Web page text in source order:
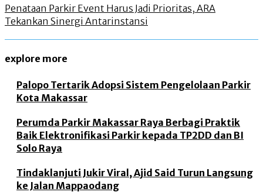
Penataan Parkir Event Harus Jadi Prioritas, ARA
Tekankan Sinergi Antarinstansi
explore more
Palopo Tertarik Adopsi Sistem Pengelolaan Parkir
Kota Makassar
Perumda Parkir Makassar Raya Berbagi Praktik
Baik Elektronifikasi Parkir kepada TP2DD dan BI
Solo Raya
Tindaklanjuti Jukir Viral, Ajid Said Turun Langsung
ke Jalan Mappaodang